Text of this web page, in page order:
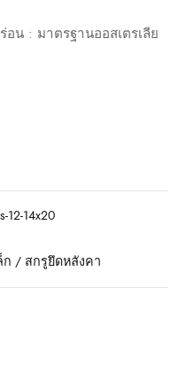
อน : มาตรฐานออสเตรเลีย
12-14x20
ก / สกรูยึดหลังคา